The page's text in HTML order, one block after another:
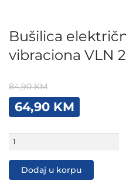
Bušilica
vibraciona VLN
84,90KM
Original
price
84,90 KM.
64,90 KM
Current
price
Bušilica
električna
-
vibraciona
Dodaj u korpu